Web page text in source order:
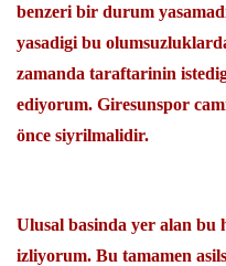
benzeri bir durum
yasadigi bu
zamanda taraftarinin
ediyorum. Giresunspor
önce siyrilmalidir.
Ulusal basinda yer alan bu
izliyorum. Bu tamamen